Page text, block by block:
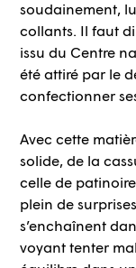
soudainement,
collants. Il faut
issu du Centre
été attiré par le
confectionner
Avec cette
solide, de la
celle de
plein de
s’enchaînent
voyant tenter